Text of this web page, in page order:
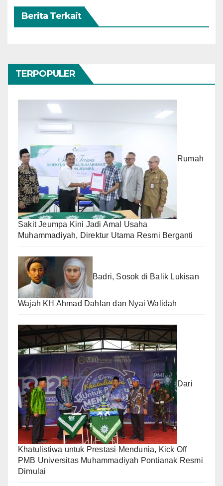
Berita Terkait
TERPOPULER
Rumah
Sakit Jeumpa Kini Jadi Amal Usaha
Muhammadiyah, Direktur Utama Resmi Berganti
Badri, Sosok di Balik Lukisan
Wajah KH Ahmad Dahlan dan Nyai Walidah
Dari
Khatulistiwa untuk Prestasi Mendunia, Kick Off
PMB Universitas Muhammadiyah Pontianak Resmi
Dimulai